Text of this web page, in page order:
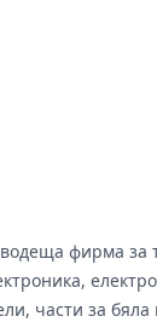
фирма за
части за бяла